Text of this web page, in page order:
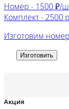
Номер - 1500 ₽/
Комплект - 2500
Изготовим
Изготовить
Акция